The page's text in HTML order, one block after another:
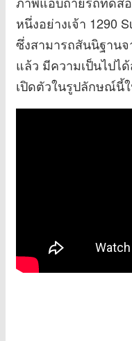
หนึ่งอย่างเจ้า 1290
ซึ่งสามารถสันนิฐานจ
แล้ว มีความเป็นไปได้
เปิดตัวในรูปลักษณ์นี้